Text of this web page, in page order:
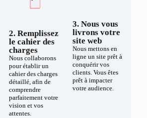
2. Remplissez
le cahier des
charges
Nous collaborons
pour établir un
cahier des charges
détaillé, afin de
comprendre
parfaitement votre
vision et vos
attentes.
3. Nous vous
livrons votre
site web
Nous mettons en
ligne un site prêt à
conquérir vos
clients. Vous êtes
prêt à impacter
votre audience.